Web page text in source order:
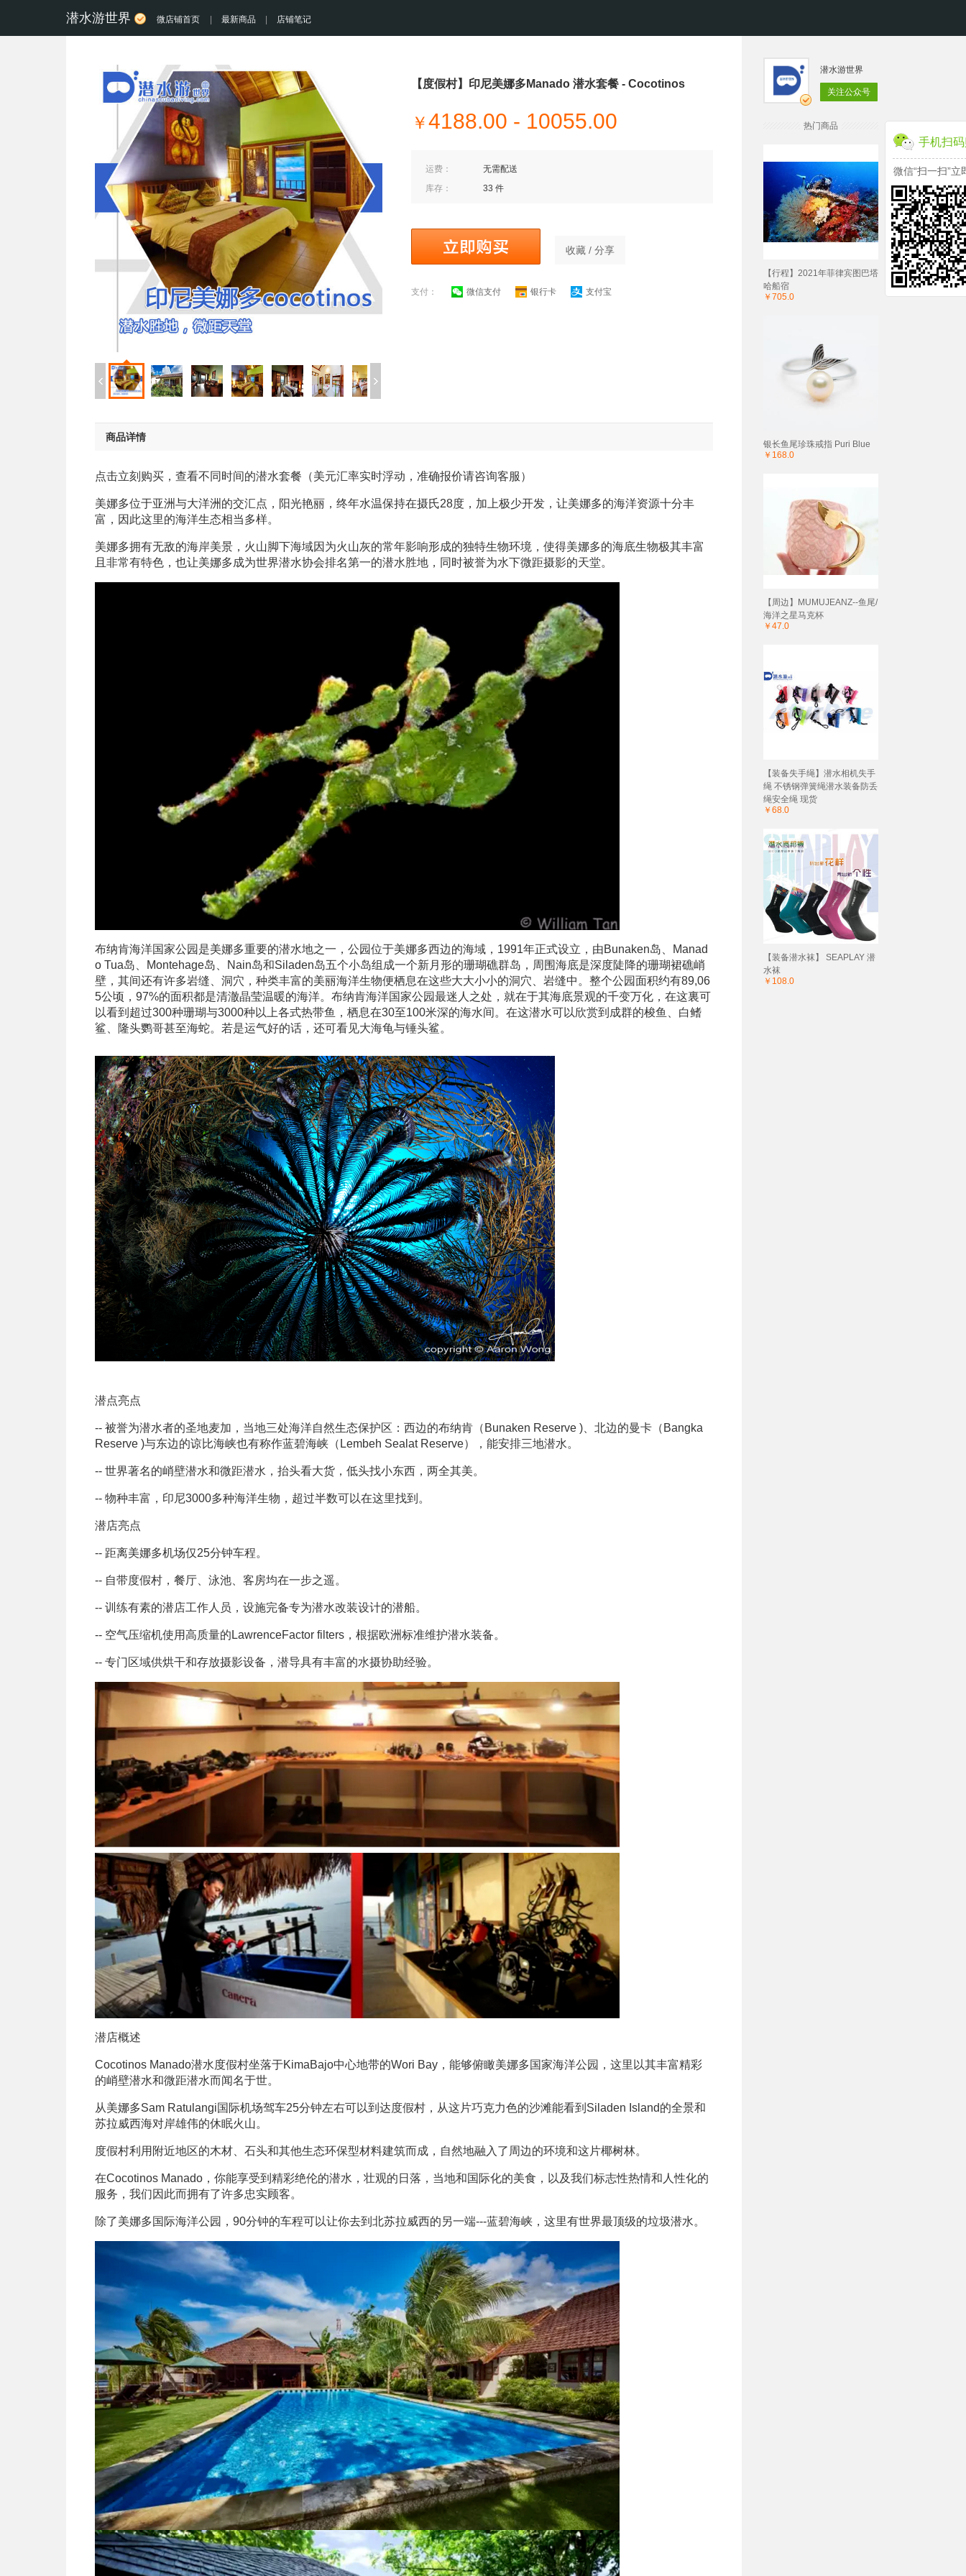
潜水游世界 微店铺首页 最新商品 店铺笔记
【度假村】印尼美娜多Manado 潜水套餐 - Cocotinos
￥4188.00 - 10055.00
运费：
无需配送
库存：
33 件
收藏 / 分享
支付： 微信支付 银行卡 支付宝
商品详情
点击立刻购买，查看不同时间的潜水套餐（美元汇率实时浮动，准确报价请咨询客服）
美娜多位于亚洲与大洋洲的交汇点，阳光艳丽，终年水温保持在摄氏28度，加上极少开发，让美娜多的海洋资源十分丰
富，因此这里的海洋生态相当多样。
美娜多拥有无敌的海岸美景，火山脚下海域因为火山灰的常年影响形成的独特生物环境，使得美娜多的海底生物极其丰富
且非常有特色，也让美娜多成为世界潜水协会排名第一的潜水胜地，同时被誉为水下微距摄影的天堂。
布纳肯海洋国家公园是美娜多重要的潜水地之一，公园位于美娜多西边的海域，1991年正式设立，由Bunaken岛、Manad
o Tua岛、Montehage岛、Nain岛和Siladen岛五个小岛组成一个新月形的珊瑚礁群岛，周围海底是深度陡降的珊瑚裙礁峭
壁，其间还有许多岩缝、洞穴，种类丰富的美丽海洋生物便栖息在这些大大小小的洞穴、岩缝中。整个公园面积约有89,06
5公顷，97%的面积都是清澈晶莹温暖的海洋。布纳肯海洋国家公园最迷人之处，就在于其海底景观的千变万化，在这裏可
以看到超过300种珊瑚与3000种以上各式热带鱼，栖息在30至100米深的海水间。在这潜水可以欣赏到成群的梭鱼、白鳍
鲨、隆头鹦哥甚至海蛇。若是运气好的话，还可看见大海龟与锤头鲨。
潜点亮点
-- 被誉为潜水者的圣地麦加，当地三处海洋自然生态保护区：西边的布纳肯（Bunaken Reserve )、北边的曼卡（Bangka
Reserve )与东边的谅比海峡也有称作蓝碧海峡（Lembeh Sealat Reserve），能安排三地潜水。
-- 世界著名的峭壁潜水和微距潜水，抬头看大货，低头找小东西，两全其美。
-- 物种丰富，印尼3000多种海洋生物，超过半数可以在这里找到。
潜店亮点
-- 距离美娜多机场仅25分钟车程。
-- 自带度假村，餐厅、泳池、客房均在一步之遥。
-- 训练有素的潜店工作人员，设施完备专为潜水改装设计的潜船。
-- 空气压缩机使用高质量的LawrenceFactor filters，根据欧洲标准维护潜水装备。
-- 专门区域供烘干和存放摄影设备，潜导具有丰富的水摄协助经验。
潜店概述
Cocotinos Manado潜水度假村坐落于KimaBajo中心地带的Wori Bay，能够俯瞰美娜多国家海洋公园，这里以其丰富精彩
的峭壁潜水和微距潜水而闻名于世。
从美娜多Sam Ratulangi国际机场驾车25分钟左右可以到达度假村，从这片巧克力色的沙滩能看到Siladen Island的全景和
苏拉威西海对岸雄伟的休眠火山。
度假村利用附近地区的木材、石头和其他生态环保型材料建筑而成，自然地融入了周边的环境和这片椰树林。
在Cocotinos Manado，你能享受到精彩绝伦的潜水，壮观的日落，当地和国际化的美食，以及我们标志性热情和人性化的
服务，我们因此而拥有了许多忠实顾客。
除了美娜多国际海洋公园，90分钟的车程可以让你去到北苏拉威西的另一端---蓝碧海峡，这里有世界最顶级的垃圾潜水。
潜水游世界
关注公众号
热门商品
【行程】2021年菲律宾图巴塔
哈船宿
￥705.0
银长鱼尾珍珠戒指 Puri Blue
￥168.0
【周边】MUMUJEANZ--鱼尾/
海洋之星马克杯
￥47.0
【装备失手绳】潜水相机失手
绳 不锈钢弹簧绳潜水装备防丢
绳安全绳 现货
￥68.0
【装备潜水袜】 SEAPLAY 潜
水袜
￥108.0
手机扫
微信“扫一扫”立